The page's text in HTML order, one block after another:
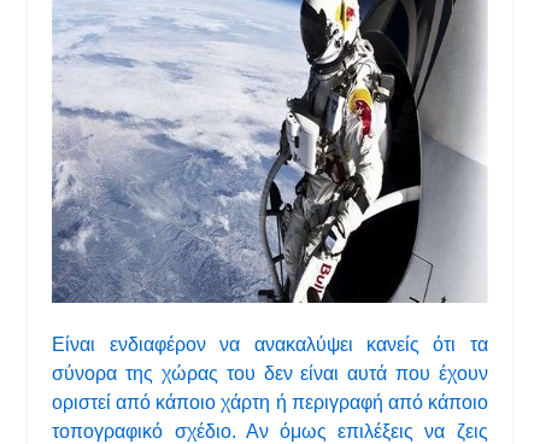
Είναι ενδιαφέρον να ανακαλύψει κανείς ότι τα
σύνορα της χώρας του δεν είναι αυτά που έχουν
οριστεί από κάποιο χάρτη ή περιγραφή από κάποιο
τοπογραφικό σχέδιο. Αν όμως επιλέξεις να ζεις